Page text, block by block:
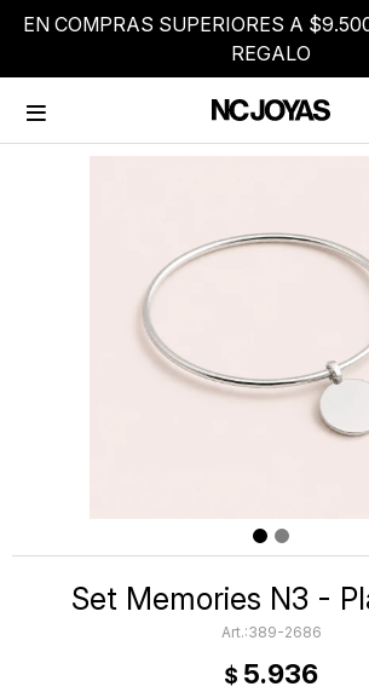
EN COMPRAS SUPERIORES A
REGALO

Set Memories N3 -
389-2686
$ 5.936